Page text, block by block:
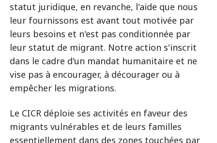
statut juridique, en revanche, l'aide que nous
leur fournissons est avant tout motivée par
leurs besoins et n'est pas conditionnée par
leur statut de migrant. Notre action s'inscrit
dans le cadre d'un mandat humanitaire et ne
vise pas à encourager, à décourager ou à
empêcher les migrations.
Le CICR déploie ses activités en faveur des
migrants vulnérables et de leurs familles
essentiellement dans des zones touchées par